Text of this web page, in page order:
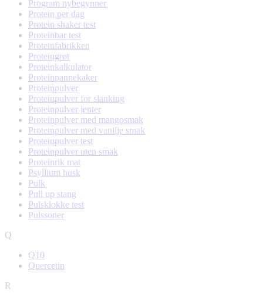
Program nybegynner
Protein per dag
Protein shaker test
Proteinbar test
Proteinfabrikken
Proteingrøt
Proteinkalkulator
Proteinpannekaker
Proteinpulver
Proteinpulver for slanking
Proteinpulver jenter
Proteinpulver med mangosmak
Proteinpulver med vanilje smak
Proteinpulver test
Proteinpulver uten smak
Proteinrik mat
Psyllium husk
Pulk
Pull up stang
Pulsklokke test
Pulssoner
Q
Q10
Quercetin
R